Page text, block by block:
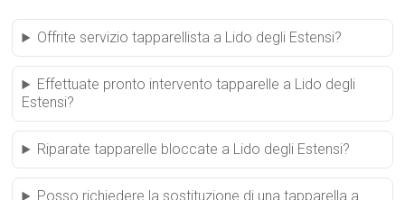
Offrite servizio tapparellista a Lido degli Estensi?
Effettuate pronto intervento tapparelle a Lido degli
Estensi?
Riparate tapparelle bloccate a Lido degli Estensi?
Posso richiedere la sostituzione di una tapparella a